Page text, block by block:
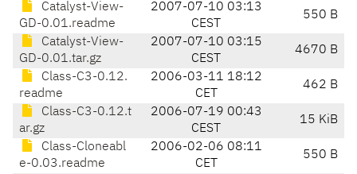
Catalyst-View-
GD-0.01.readme
2007-07-10 03:13
CEST
550 B
Catalyst-View-
GD-0.01.tar.gz
2007-07-10 03:15
CEST
4670 B
Class-C3-0.12.
readme
2006-03-11 18:12
CET
462 B
Class-C3-0.12.t
ar.gz
2006-07-19 00:43
CEST
15 KiB
Class-Cloneabl
e-0.03.readme
2006-02-06 08:11
CET
550 B